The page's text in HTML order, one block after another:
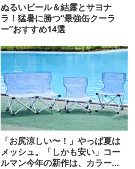
ぬるいビール＆結露とサヨナ
ラ！猛暑に勝つ“最強缶クーラ
ー”おすすめ14選
「お尻涼しい〜！」やっぱ夏は
メッシュ。「しかも安い」コー
ルマン今年の新作は、カラーも